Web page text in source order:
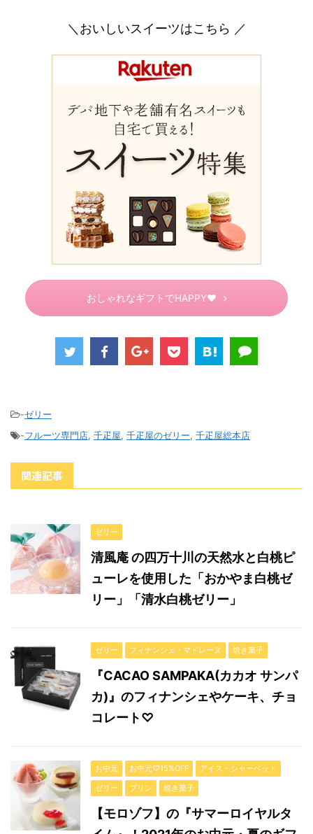
＼おいしいスイーツはこちら ／
おしゃれなギフトでHAPPY♥
-ゼリー
-フルーツ専門店, 千疋屋, 千疋屋のゼリー, 千疋屋総本店
関連記事
ゼリー
清風庵 の四万十川の天然水と白桃ピ
ューレを使用した「おかやま白桃ゼ
リー」「清水白桃ゼリー」
ゼリー フィナンシェ・マドレーヌ 焼き菓子
『CACAO SAMPAKA(カカオ サンパ
カ)』のフィナンシェやケーキ、チョ
コレート♡
お中元 お中元♡15%OFF
アイス・シャーベット
ゼリー
プリン 焼き菓子
【モロゾフ】の『サマーロイヤルタ